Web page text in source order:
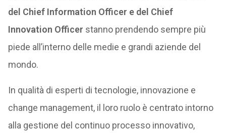
del Chief Information Officer e del Chief
Innovation Officer stanno prendendo sempre più
piede all’interno delle medie e grandi aziende del
mondo.
In qualità di esperti di tecnologie, innovazione e
change management, il loro ruolo è centrato intorno
alla gestione del continuo processo innovativo,